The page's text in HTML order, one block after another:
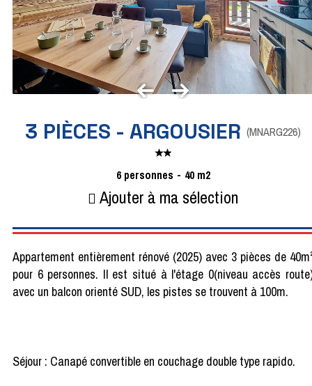
3 PIÈCES - ARGOUSIER (MNARG226)
6 personnes 40 m2
Ajouter à ma sélection
Appartement entièrement rénové (2025) avec 3 pièces de
pour 6 personnes. Il est situé à l'étage 0(niveau accès
avec un balcon orienté SUD, les pistes se trouvent à 100m.
Séjour : Canapé convertible en couchage double type rapido.